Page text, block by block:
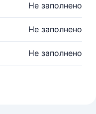
Не заполнено
Не заполнено
Не заполнено